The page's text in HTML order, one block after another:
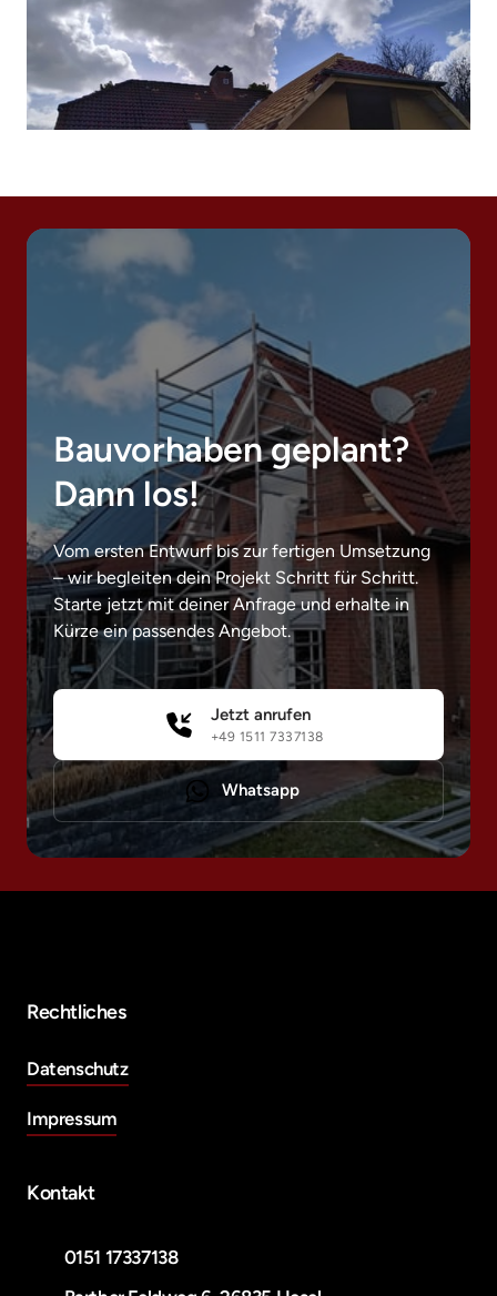
Bauvorhaben geplant?
Dann los!
Vom ersten Entwurf bis zur fertigen Umsetzung
– wir begleiten dein Projekt Schritt für Schritt.
Starte jetzt mit deiner Anfrage und erhalte in
Kürze ein passendes Angebot.
Jetzt anrufen
+49 1511 7337138
Whatsapp
Rechtliches
Datenschutz
Impressum
Kontakt
0151 17337138